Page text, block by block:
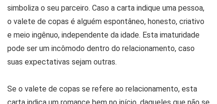
simboliza o seu parceiro. Caso a carta indique uma pessoa,
o valete de copas é alguém espontâneo, honesto, criativo
e meio ingênuo, independente da idade. Esta imaturidade
pode ser um incômodo dentro do relacionamento, caso
suas expectativas sejam outras.
Se o valete de copas se refere ao relacionamento, esta